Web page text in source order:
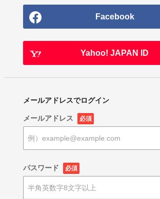
Facebook
Yahoo! JAPAN ID
メールアドレスでログイン
メールアドレス 必須
パスワード 必須